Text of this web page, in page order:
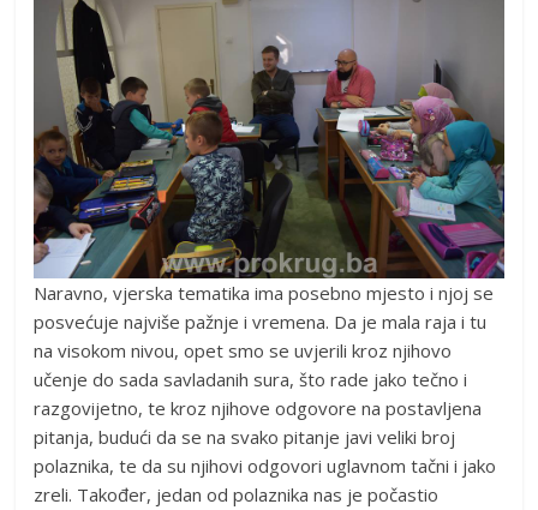
Naravno, vjerska tematika ima posebno mjesto i njoj se
posvećuje najviše pažnje i vremena. Da je mala raja i tu
na visokom nivou, opet smo se uvjerili kroz njihovo
učenje do sada savladanih sura, što rade jako tečno i
razgovijetno, te kroz njihove odgovore na postavljena
pitanja, budući da se na svako pitanje javi veliki broj
polaznika, te da su njihovi odgovori uglavnom tačni i jako
zreli. Također, jedan od polaznika nas je počastio